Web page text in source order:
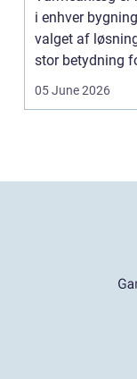
i enhver
valget af
stor betydning
b&a...
05 June 2026